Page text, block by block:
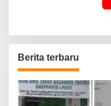
Berita terbaru